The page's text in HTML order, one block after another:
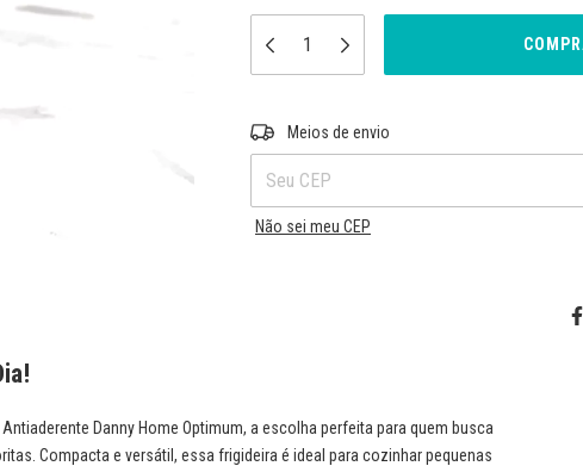
Entregas para o CEP:
Meios de envio
Não sei meu CEP
Danny Home Optimum, a escolha perfeita para quem busca
Compacta e versátil, essa frigideira é ideal para cozinhar pequenas